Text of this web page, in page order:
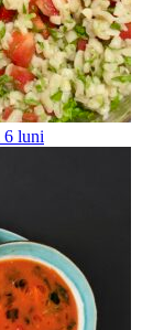
6 luni